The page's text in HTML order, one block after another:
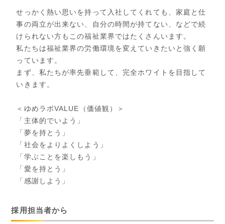
せっかく熱い思いを持って入社してくれても、家庭と仕
事の両立が出来ない、自分の時間が持てない、などで続
けられない方もこの福祉業界ではたくさんいます。
私たちは福祉業界の労働環境を変えていきたいと強く願
っています。
まず、私たちが率先垂範して、完全ホワイトを目指して
いきます。
＜ゆめラボVALUE（価値観）＞
「主体的でいよう」
「夢を持とう」
「社会をよりよくしよう」
「学ぶことを楽しもう」
「愛を持とう」
「感謝しよう」
採用担当者から